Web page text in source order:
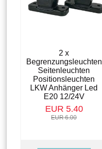
2 x
Begrenzungsleuchten
Seitenleuchten
Positionsleuchten
LKW Anhänger Led
E20 12/24V
EUR 5.40
EUR 6.00